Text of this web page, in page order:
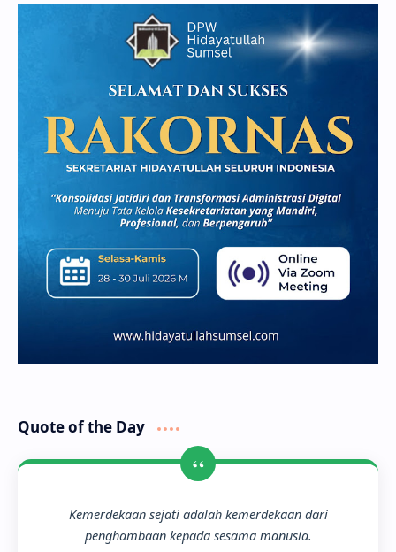
Quote of the Day
“
Kemerdekaan sejati adalah kemerdekaan dari
penghambaan kepada sesama manusia.